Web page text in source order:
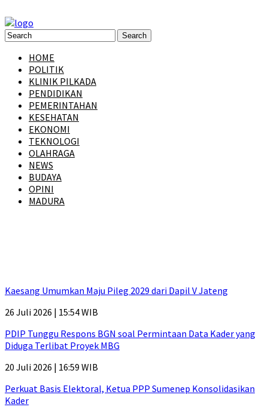
HOME
POLITIK
KLINIK PILKADA
PENDIDIKAN
PEMERINTAHAN
KESEHATAN
EKONOMI
TEKNOLOGI
OLAHRAGA
NEWS
BUDAYA
OPINI
MADURA
Kaesang Umumkan Maju Pileg 2029 dari Dapil V Jateng
26 Juli 2026 | 15:54 WIB
PDIP Tunggu Respons BGN soal Permintaan Data Kader yang
Diduga Terlibat Proyek MBG
20 Juli 2026 | 16:59 WIB
Perkuat Basis Elektoral, Ketua PPP Sumenep Konsolidasikan
Kader